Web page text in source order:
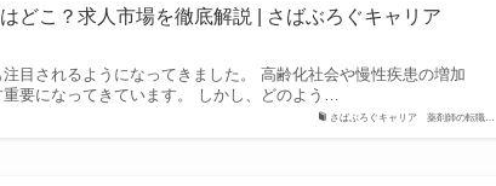
さばぶろぐキャリア 薬剤師の転職…
どこ？求人市場を徹底解説 | さばぶろぐキャリア
目されるようになってきました。 高齢化社会や慢性疾患の増加
要になってきています。 しかし、どのよう…